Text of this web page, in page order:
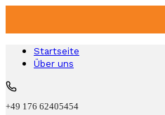
Startseite
Über uns
+49 176 62405454